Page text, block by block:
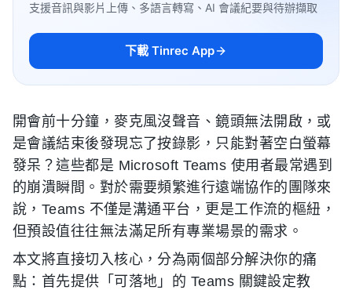
支援音訊與影片上傳、多語言轉寫、AI 會議紀要與待辦擷取
下載 Tinrec App
開會前十分鐘，麥克風沒聲音、鏡頭無法開啟，或
是會議結束後發現忘了按錄影，只能對著空白螢幕
發呆？這些都是 Microsoft Teams 使用者最常遇到
的崩潰瞬間。對於需要頻繁進行遠端協作的團隊來
說，Teams 不僅是溝通平台，更是工作流的樞紐，
但預設值往往無法滿足所有專業場景的需求。
本文將直接切入核心，分為兩個部分解決你的痛
點：首先提供「可落地」的 Teams 關鍵設定教